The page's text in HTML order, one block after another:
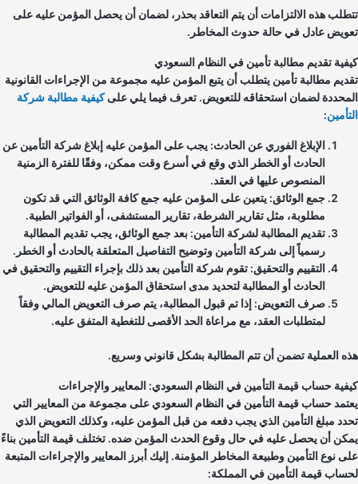
هذه الالتزامات أن يتم التعاقد بحذر، لضمان أن يحصل المؤمن عليه على
عادل في حالة حدوث المخاطر.
تقديم مطالبة تأمين في النظام السعودي
مطالبة تأمين يتطلب أن يتبع المؤمن عليه مجموعة من الإجراءات القانونية
لضمان استحقاقه للتعويض. تعرف فيما يلي علىكيفية مطالبة شركة
:
الإبلاغ الفوري عن الحادث: يجب على المؤمن عليه إبلاغ شركة التأمين عن
الحادث أو الخطر الذي وقع في أسرع وقت ممكن، وفقًا للفترة الزمنية
المنصوص عليها في العقد.
جمع الوثائق: يتعين على المؤمن عليه جمع كافة الوثائق التي قد تكون
مطلوبة، مثل تقارير الشرطة، تقارير المستشفى، أو الفواتير الطبية.
تقديم المطالبة لشركة التأمين: بعد جمع الوثائق، يجب تقديم المطالبة
رسمياً إلى شركة التأمين وتوضيح التفاصيل المتعلقة بالحادث أو الخطر.
التقييم والتحقيق: تقوم شركة التأمين بعد ذلك بإجراء التقييم والتحقيق في
الحادث أو المطالبة لتحديد مدى استحقاق المؤمن عليه للتعويض.
صرف التعويض: إذا تم قبول المطالبة، يتم صرف التعويض المالي وفقاً
لمتطلبات العقد، مع مراعاة الحد الأقصى للتغطية المتفق عليه.
العملية تضمن أن تتم المطالبة بشكل قانوني وسريع.
حساب قيمة التأمين في النظام السعودي: المعايير والإجراءات
حساب قيمة التأمين في النظام السعودي على مجموعة من المعايير التي
مبلغ التأمين الذي يجب دفعه من قبل المؤمن عليه، وكذلك التعويض الذي
أن يحصل عليه في حال وقوع الحدث المؤمن ضده. تختلف قيمة التأمين بناءً
نوع التأمين وطبيعة المخاطر المؤمنة. إليك أبرز المعايير والإجراءات المتبعة
قيمة التأمين في المملكة: